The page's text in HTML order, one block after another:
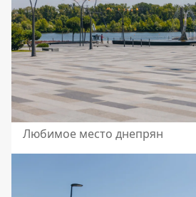
Любимое место днепрян